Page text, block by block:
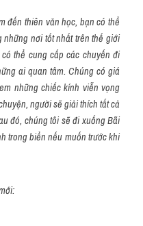
đến thiên văn học, bạn có thể
nơi tốt nhất trên thế giới
thể cung cấp các chuyến đi
ai quan tâm. Chúng có giá
những chiếc kính viễn vọng
người sẽ giải thích tất cả
đó, chúng tôi sẽ đi xuống Bãi
trong biển nếu muốn trước khi